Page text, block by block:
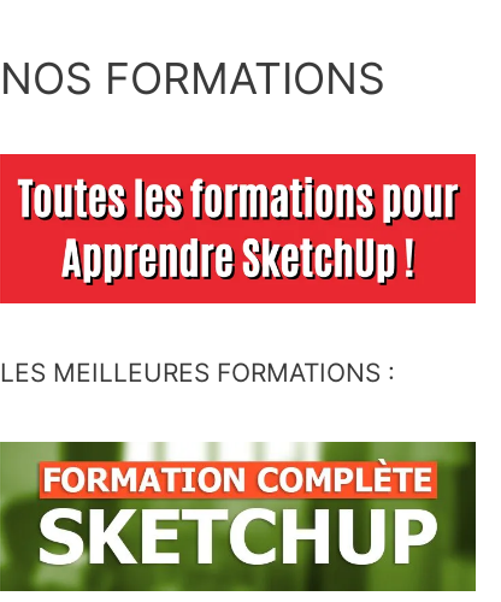
NOS FORMATIONS
LES MEILLEURES FORMATIONS :